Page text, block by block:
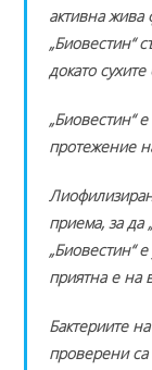
активна жива
„Биовестин“
докато
„Биовестин“
протежение
приема, за да
„Биовестин“
приятна е на
Бактериите
проверени са